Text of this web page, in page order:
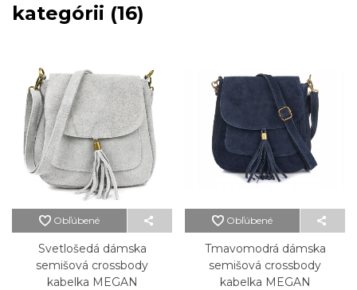
kategórii (16)
Obľúbené
Svetlošedá dámska
semišová crossbody
kabelka MEGAN
Obľúbené
Tmavomodrá dámska
semišová crossbody
kabelka MEGAN